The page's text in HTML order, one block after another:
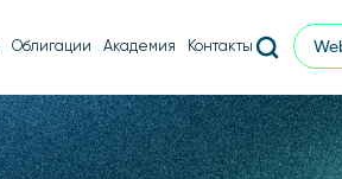
Облигации Академия Контакты